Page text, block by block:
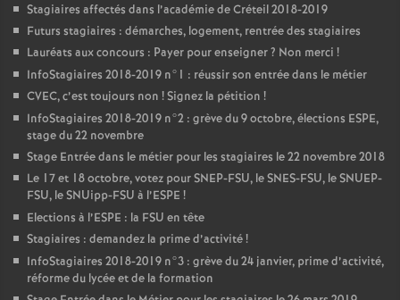
Stagiaires affectés dans l’académie de Créteil 2018-2019
Futurs stagiaires : démarches, logement, rentrée des stagiaires
Lauréats aux concours : Payer pour enseigner? Non merci !
InfoStagiaires 2018-2019 n°1 : réussir son entrée dans le métier
CVEC, c’est toujours non ! Signez la pétition !
InfoStagiaires 2018-2019 n°2 : grève du 9 octobre, élections ESPE,
stage du 22 novembre
Stage Entrée dans le métier pour les stagiaires le 22 novembre 2018
Le 17 et 18 octobre, votez pourSNEP-FSU, leSNES-FSU, leSNUEP-
FSU, le SNUipp-FSU à l’ESPE !
Elections à l’ESPE : la FSU en tête
Stagiaires : demandez la prime d’activité!
InfoStagiaires 2018-2019 n°3 : grève du 24 janvier, prime d’activité,
réforme du lycée et de la formation